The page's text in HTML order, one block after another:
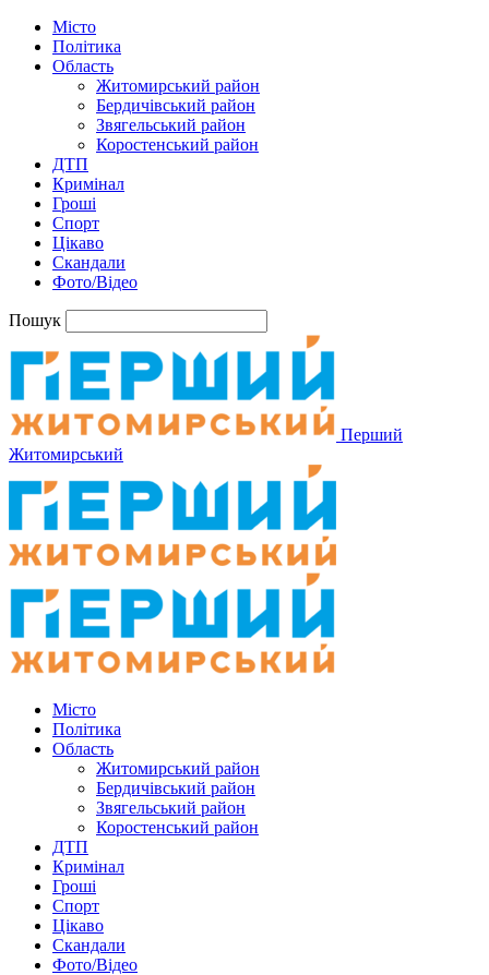
Місто
Політика
Область
Житомирський район
Бердичівський район
Звягельський район
Коростенський район
ДТП
Кримінал
Гроші
Спорт
Цікаво
Скандали
Фото/Відео
Пошук
Перший
Житомирський
Місто
Політика
Область
Житомирський район
Бердичівський район
Звягельський район
Коростенський район
ДТП
Кримінал
Гроші
Спорт
Цікаво
Скандали
Фото/Відео